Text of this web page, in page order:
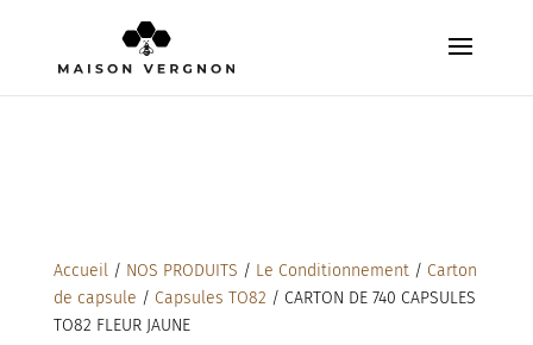
Accueil/ NOS PRODUITS / Le Conditionnement/ Carton
de capsule / Capsules TO82 / CARTON DE 740 CAPSULES
TO82 FLEUR JAUNE